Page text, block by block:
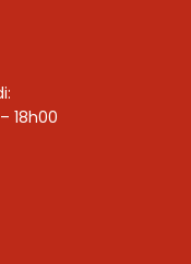
18h00